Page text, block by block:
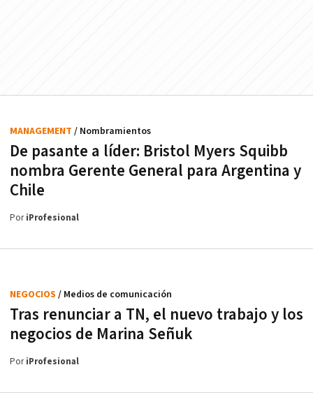
De pasante a líder: Bristol Myers Squibb
nombra Gerente General para Argentina y
Chile
MANAGEMENT / Nombramientos
PoriProfesional
Tras renunciar a TN, el nuevo trabajo y los
negocios de Marina Señuk
NEGOCIOS / Medios de comunicación
PoriProfesional